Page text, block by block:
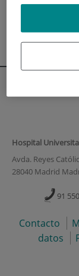
Hospital
Avda. Reyes
28040 Madrid
91
Contacto
datos